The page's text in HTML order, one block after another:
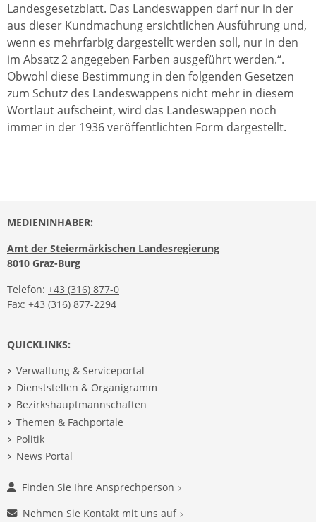
Landesgesetzblatt. Das Landeswappen darf nur in der
aus dieser Kundmachung ersichtlichen Ausführung und,
wenn es mehrfarbig dargestellt werden soll, nur in den
im Absatz 2 angegeben Farben ausgeführt werden.“.
Obwohl diese Bestimmung in den folgenden Gesetzen
zum Schutz des Landeswappens nicht mehr in diesem
Wortlaut aufscheint, wird das Landeswappen noch
immer in der 1936 veröffentlichten Form dargestellt.
MEDIENINHABER:
Amt der Steiermärkischen Landesregierung
8010 Graz-Burg
Telefon: +43 (316) 877-0
Fax: +43 (316) 877-2294
QUICKLINKS:
Verwaltung & Serviceportal
Dienststellen & Organigramm
Bezirkshauptmannschaften
Themen & Fachportale
Politik
News Portal
Finden Sie Ihre Ansprechperson
Nehmen Sie Kontakt mit uns auf